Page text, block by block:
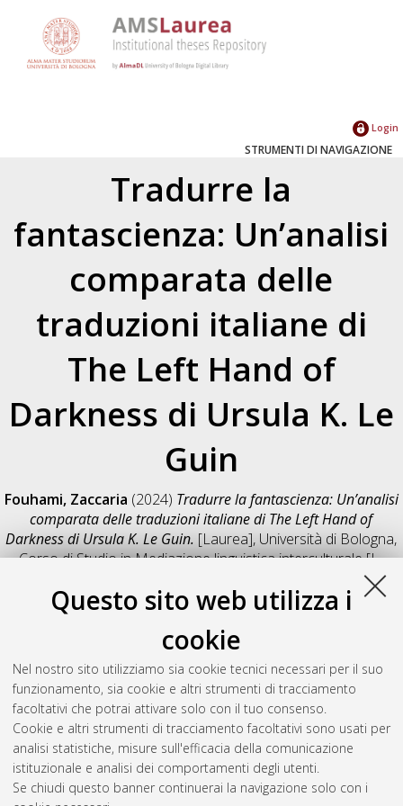
Questo sito web utilizza i
cookie
Nel nostro sito utilizziamo sia cookie tecnici necessari per il suo
funzionamento, sia cookie e altri strumenti di tracciamento
facoltativi che potrai attivare solo con il tuo consenso.
Cookie e altri strumenti di tracciamento facoltativi sono usati per
analisi statistiche, misure sull'efficacia della comunicazione
istituzionale e analisi dei comportamenti degli utenti.
Se chiudi questo banner continuerai la navigazione solo con i
Login
STRUMENTI DI NAVIGAZIONE
Tradurre la
fantascienza: Un’analisi
comparata delle
traduzioni italiane di
The Left Hand of
Darkness di Ursula K. Le
Guin
Fouhami, Zaccaria (2024) Tradurre la fantascienza: Un’analisi
comparata delle traduzioni italiane di The Left Hand of
Darkness di Ursula K. Le Guin. [Laurea], Università di Bologna,
Corso di Studio inMediazione linguistica interculturale [L-
, Documento full-text non disponibile
Salva citazione
Condividi
Il full-text non è disponibile per scelta dell'autore. (
Abstract
Altri metadati
Gestione del documento: